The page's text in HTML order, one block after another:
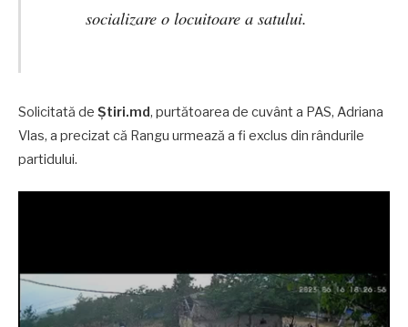
socializare o locuitoare a satului.
Solicitată de Știri.md, purtătoarea de cuvânt a PAS, Adriana
Vlas, a precizat că Rangu urmează a fi exclus din rândurile
partidului.